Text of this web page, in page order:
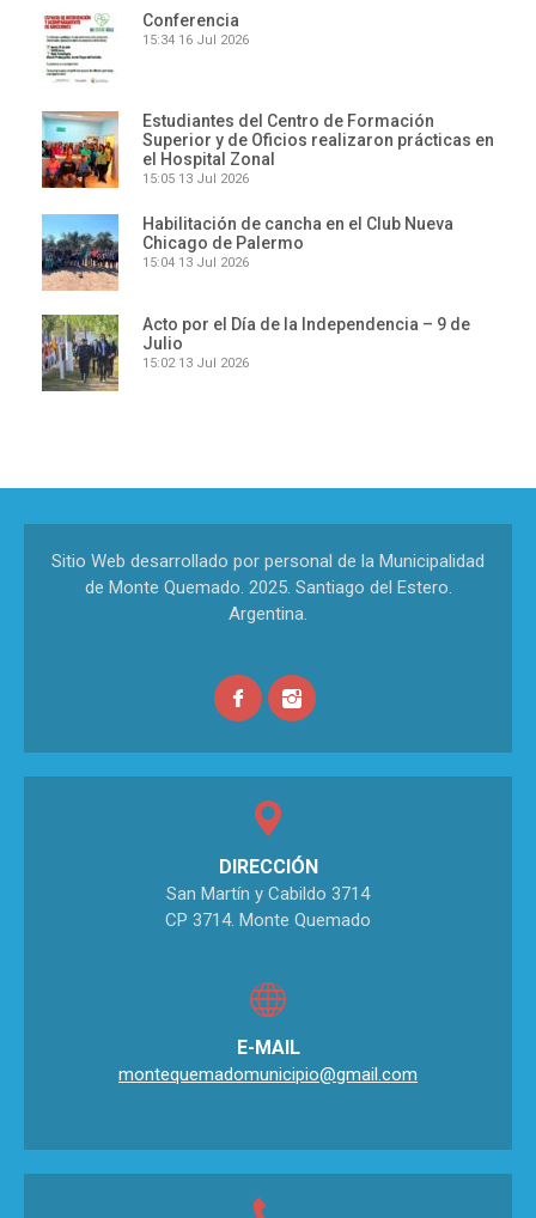
Conferencia
15:34 16 Jul 2026
Estudiantes del Centro de Formación
Superior y de Oficios realizaron prácticas en
el Hospital Zonal
15:05 13 Jul 2026
Habilitación de cancha en el Club Nueva
Chicago de Palermo
15:04 13 Jul 2026
Acto por el Día de la Independencia – 9 de
Julio
15:02 13 Jul 2026
Sitio Web desarrollado por personal de la Municipalidad
de Monte Quemado. 2025. Santiago del Estero.
Argentina.
DIRECCIÓN
San Martín y Cabildo 3714
CP 3714. Monte Quemado
E-MAIL
montequemadomunicipio@gmail.com